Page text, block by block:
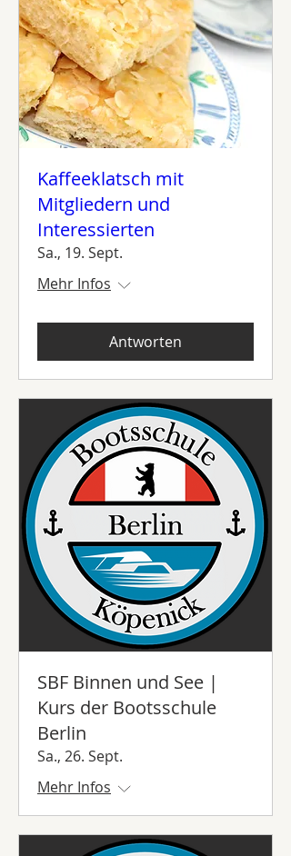
Kaffeeklatsch mit
Mitgliedern und
Interessierten
Sa., 19. Sept.
Mehr Infos
Antworten
SBF Binnen und See |
Kurs der Bootsschule
Berlin
Sa., 26. Sept.
Mehr Infos